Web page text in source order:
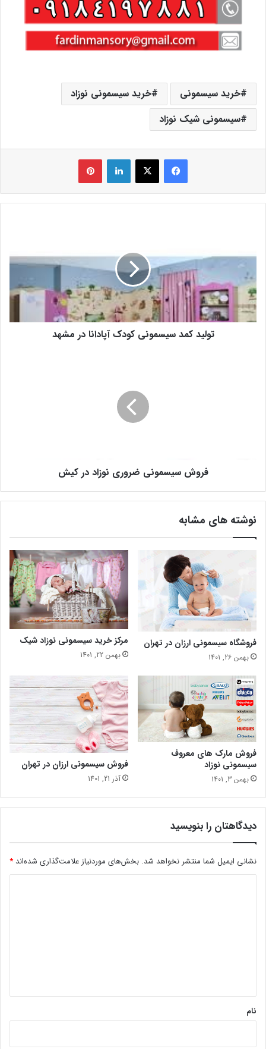
خرید سیسمونی
خرید سیسمونی نوزاد
سیسمونی شیک نوزاد
فیس بوک X لینکدین ‫پین‌ترست
تولید کمد سیسمونی کودک آپادانا در مشهد
فروش سیسمونی ضروری نوزاد در کیش
نوشته های مشابه
فروشگاه سیسمونی ارزان در تهران
بهمن 26, 1401
مرکز خرید سیسمونی نوزاد شیک
بهمن 22, 1401
فروش مارک های معروف
سیسمونی نوزاد
بهمن 3, 1401
فروش سیسمونی ارزان در تهران
آذر 21, 1401
دیدگاهتان را بنویسید
نشانی ایمیل شما منتشر نخواهد شد. بخش‌های موردنیاز علامت‌گذاری شده‌اند *
نام